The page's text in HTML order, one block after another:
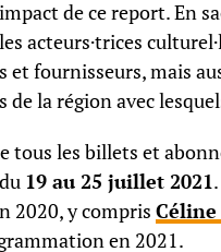
de ce report. En
acteurs·trices
et fournisseurs, mais
de la région avec
tous les billets et
19 au 25 juillet 2021
2020, y compris
en 2021.